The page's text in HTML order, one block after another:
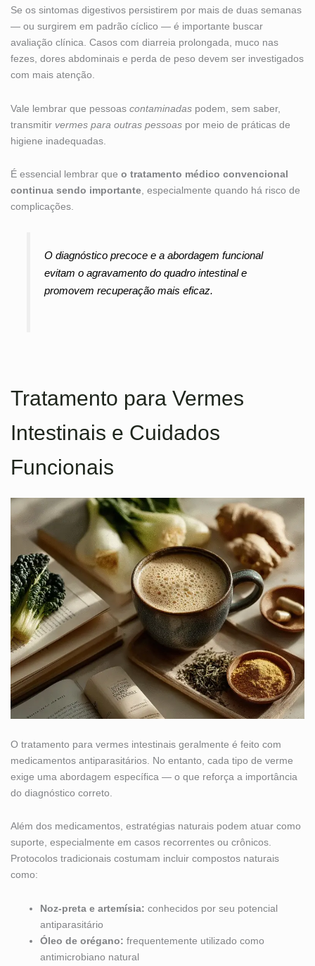
Se os sintomas digestivos persistirem por mais de duas semanas
— ou surgirem em padrão cíclico — é importante buscar
avaliação clínica. Casos com diarreia prolongada, muco nas
fezes, dores abdominais e perda de peso devem ser investigados
com mais atenção.
Vale lembrar que pessoas contaminadas podem, sem saber,
transmitir vermes para outras pessoas por meio de práticas de
higiene inadequadas.
É essencial lembrar que o tratamento médico convencional
continua sendo importante, especialmente quando há risco de
complicações.
O diagnóstico precoce e a abordagem funcional
evitam o agravamento do quadro intestinal e
promovem recuperação mais eficaz.
Tratamento para Vermes
Intestinais e Cuidados
Funcionais
O tratamento para vermes intestinais geralmente é feito com
medicamentos antiparasitários. No entanto, cada tipo de verme
exige uma abordagem específica — o que reforça a importância
do diagnóstico correto.
Além dos medicamentos, estratégias naturais podem atuar como
suporte, especialmente em casos recorrentes ou crônicos.
Protocolos tradicionais costumam incluir compostos naturais
como:
Noz-preta e artemísia: conhecidos por seu potencial
antiparasitário
Óleo de orégano: frequentemente utilizado como
antimicrobiano natural